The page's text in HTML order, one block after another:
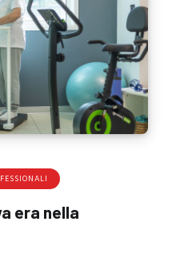
era nella